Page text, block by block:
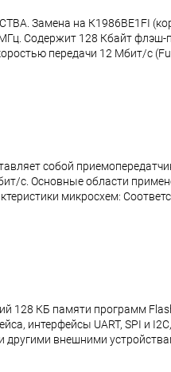
Замена на К1986ВЕ1FI
Содержит 128 Кбайт
передачи 12 Мбит/с
собой
с. Основные области
микросхем:
128 КБ памяти программ
интерфейсы UART, SPI и
внешними